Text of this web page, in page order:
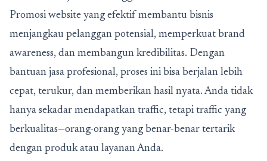
Promosi website yang efektif membantu bisnis
menjangkau pelanggan potensial, memperkuat brand
awareness, dan membangun kredibilitas. Dengan
bantuan jasa profesional, proses ini bisa berjalan lebih
cepat, terukur, dan memberikan hasil nyata. Anda tidak
hanya sekadar mendapatkan traffic, tetapi traffic yang
berkualitas—orang-orang yang benar-benar tertarik
dengan produk atau layanan Anda.